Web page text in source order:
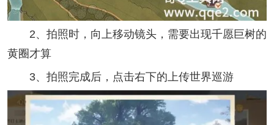
2、拍照时，向上移动镜头，需要出现千愿巨树的
黄圈才算
3、拍照完成后，点击右下的上传世界巡游